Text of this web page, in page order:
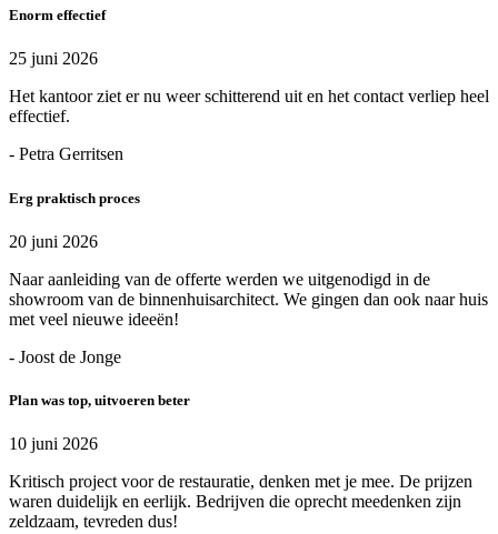
Enorm effectief
25 juni 2026
Het kantoor ziet er nu weer schitterend uit en het contact verliep heel
effectief.
- Petra Gerritsen
Erg praktisch proces
20 juni 2026
Naar aanleiding van de offerte werden we uitgenodigd in de
showroom van de binnenhuisarchitect. We gingen dan ook naar huis
met veel nieuwe ideeën!
- Joost de Jonge
Plan was top, uitvoeren beter
10 juni 2026
Kritisch project voor de restauratie, denken met je mee. De prijzen
waren duidelijk en eerlijk. Bedrijven die oprecht meedenken zijn
zeldzaam, tevreden dus!